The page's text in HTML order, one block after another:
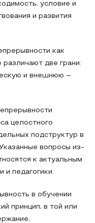
условие и
и развития
как
две грани:
и внешнюю –
целостного
подструктур в
вопросы из-
к актуальным
и педагогики.
в обучении
принцип, в той или